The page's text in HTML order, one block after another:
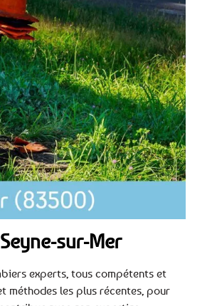
sur-Mer
experts, tous compétents et
méthodes les plus récentes, pour